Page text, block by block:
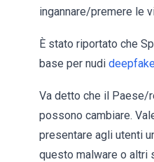
ingannare/premere le
È stato riportato che
base per nudi
Va detto che il Paese/
possono cambiare.
presentare agli utenti
questo malware o altri